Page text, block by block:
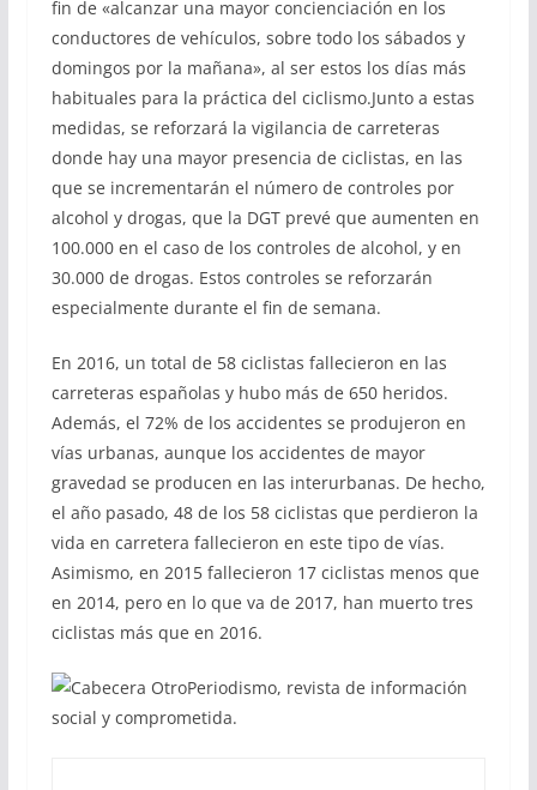
fin de «alcanzar una mayor concienciación en los
conductores de vehículos, sobre todo los sábados y
domingos por la mañana», al ser estos los días más
habituales para la práctica del ciclismo.Junto a estas
medidas, se reforzará la vigilancia de carreteras
donde hay una mayor presencia de ciclistas, en las
que se incrementarán el número de controles por
alcohol y drogas, que la DGT prevé que aumenten en
100.000 en el caso de los controles de alcohol, y en
30.000 de drogas. Estos controles se reforzarán
especialmente durante el fin de semana.
En 2016, un total de 58 ciclistas fallecieron en las
carreteras españolas y hubo más de 650 heridos.
Además, el 72% de los accidentes se produjeron en
vías urbanas, aunque los accidentes de mayor
gravedad se producen en las interurbanas. De hecho,
el año pasado, 48 de los 58 ciclistas que perdieron la
vida en carretera fallecieron en este tipo de vías.
Asimismo, en 2015 fallecieron 17 ciclistas menos que
en 2014, pero en lo que va de 2017, han muerto tres
ciclistas más que en 2016.